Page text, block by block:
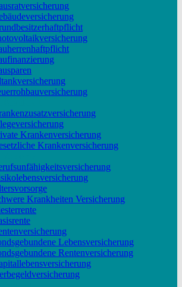
Krankenversicherung
Krankenversicherung
Krankheiten Versicherung
Lebensversicherung
Rentenversicherung